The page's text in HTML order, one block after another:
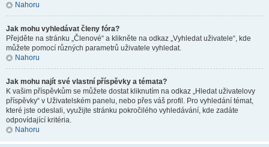
Nahoru
Jak mohu vyhledávat členy fóra?
Přejděte na stránku „Členové“ a klikněte na odkaz „Vyhledat uživatele“, kde
můžete pomocí různých parametrů uživatele vyhledat.
Nahoru
Jak mohu najít své vlastní příspěvky a témata?
K vašim příspěvkům se můžete dostat kliknutím na odkaz „Hledat uživatelovy
příspěvky“ v Uživatelském panelu, nebo přes váš profil. Pro vyhledání témat,
které jste odeslali, využijte stránku pokročilého vyhledávání, kde zadáte
odpovídající kritéria.
Nahoru